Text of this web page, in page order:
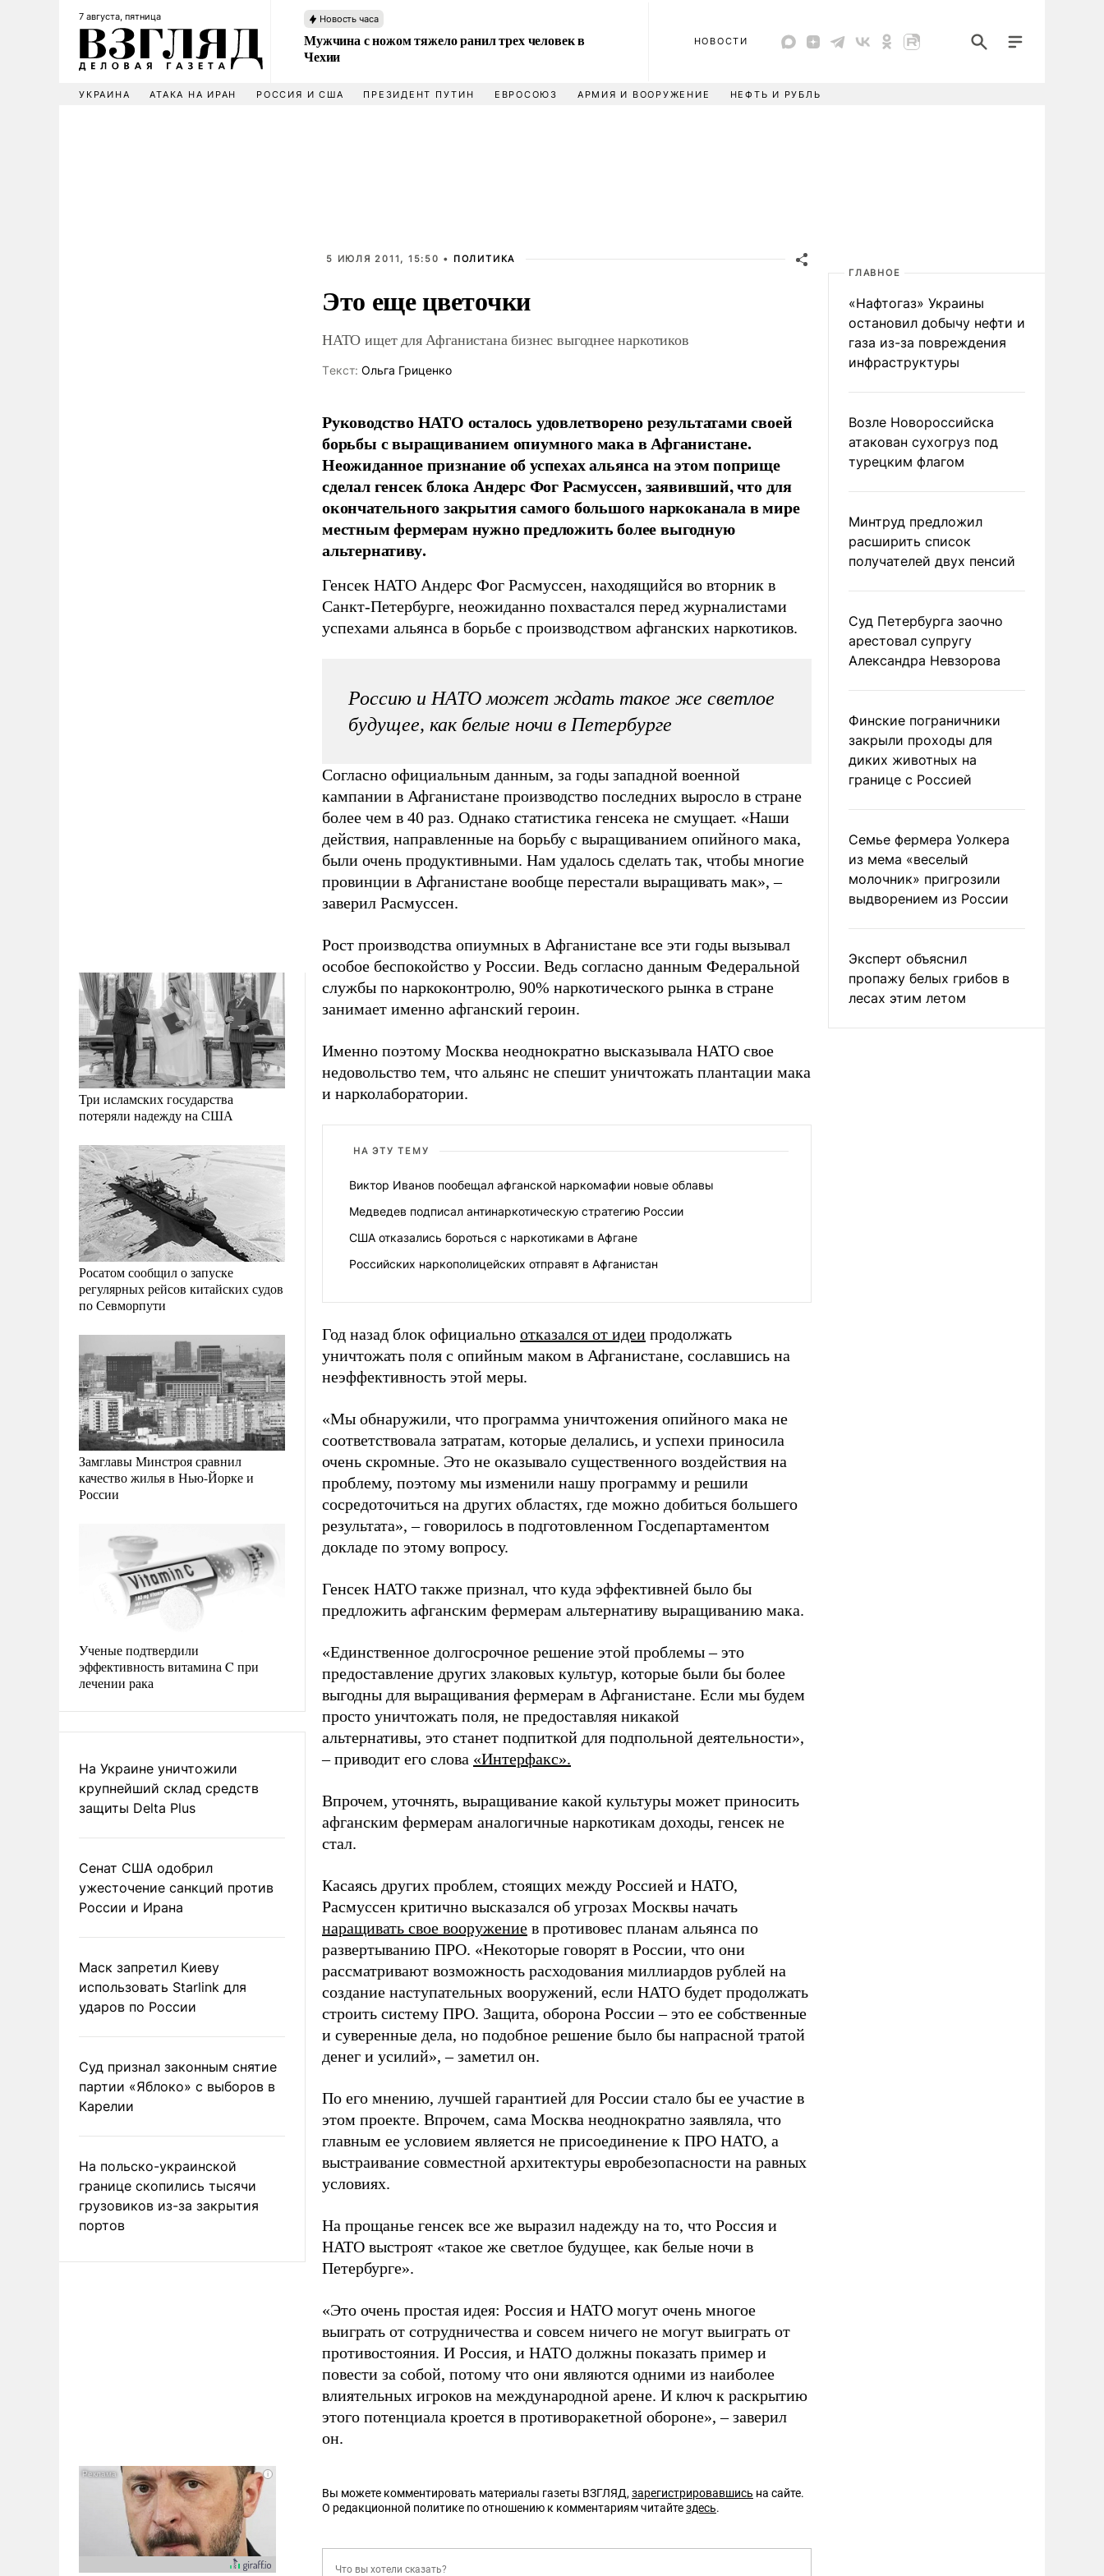
7 августа, пятница Новость часа
Мужчина с ножом тяжело ранил трех человек в
Чехии
НОВОСТИ
УКРАИНА АТАКА НА ИРАН РОССИЯ И США ПРЕЗИДЕНТ ПУТИН ЕВРОСОЮЗ АРМИЯ И ВООРУЖЕНИЕ НЕФТЬ И РУБЛЬ
Три исламских государства
потеряли надежду на США
Росатом сообщил о запуске
регулярных рейсов китайских судов
по Севморпути
Замглавы Минстроя сравнил
качество жилья в Нью-Йорке и
России
Ученые подтвердили
эффективность витамина C при
лечении рака
На Украине уничтожили
крупнейший склад средств
защиты Delta Plus
Сенат США одобрил
ужесточение санкций против
России и Ирана
Маск запретил Киеву
использовать Starlink для
ударов по России
Суд признал законным снятие
партии «Яблоко» с выборов в
Карелии
На польско-украинской
границе скопились тысячи
грузовиков из-за закрытия
портов
5 ИЮЛЯ 2011, 15:50 • ПОЛИТИКА
Это еще цветочки
НАТО ищет для Афганистана бизнес выгоднее наркотиков
Tекст: Ольга Гриценко
Руководство НАТО осталось удовлетворено результатами своей
борьбы с выращиванием опиумного мака в Афганистане.
Неожиданное признание об успехах альянса на этом поприще
сделал генсек блока Андерс Фог Расмуссен, заявивший, что для
окончательного закрытия самого большого наркоканала в мире
местным фермерам нужно предложить более выгодную
альтернативу.
Генсек НАТО Андерс Фог Расмуссен, находящийся во вторник в
Санкт-Петербурге, неожиданно похвастался перед журналистами
успехами альянса в борьбе с производством афганских наркотиков.
Россию и НАТО может ждать такое же светлое
будущее, как белые ночи в Петербурге
Согласно официальным данным, за годы западной военной
кампании в Афганистане производство последних выросло в стране
более чем в 40 раз. Однако статистика генсека не смущает. «Наши
действия, направленные на борьбу с выращиванием опийного мака,
были очень продуктивными. Нам удалось сделать так, чтобы многие
провинции в Афганистане вообще перестали выращивать мак», –
заверил Расмуссен.
Рост производства опиумных в Афганистане все эти годы вызывал
особое беспокойство у России. Ведь согласно данным Федеральной
службы по наркоконтролю, 90% наркотического рынка в стране
занимает именно афганский героин.
Именно поэтому Москва неоднократно высказывала НАТО свое
недовольство тем, что альянс не спешит уничтожать плантации мака
и нарколаборатории.
НА ЭТУ ТЕМУ
Виктор Иванов пообещал афганской наркомафии новые облавы
Медведев подписал антинаркотическую стратегию России
США отказались бороться с наркотиками в Афгане
Российских наркополицейских отправят в Афганистан
Год назад блок официально отказался от идеи продолжать
уничтожать поля с опийным маком в Афганистане, сославшись на
неэффективность этой меры.
«Мы обнаружили, что программа уничтожения опийного мака не
соответствовала затратам, которые делались, и успехи приносила
очень скромные. Это не оказывало существенного воздействия на
проблему, поэтому мы изменили нашу программу и решили
сосредоточиться на других областях, где можно добиться большего
результата», – говорилось в подготовленном Госдепартаментом
докладе по этому вопросу.
Генсек НАТО также признал, что куда эффективней было бы
предложить афганским фермерам альтернативу выращиванию мака.
«Единственное долгосрочное решение этой проблемы – это
предоставление других злаковых культур, которые были бы более
выгодны для выращивания фермерам в Афганистане. Если мы будем
просто уничтожать поля, не предоставляя никакой
альтернативы, это станет подпиткой для подпольной деятельности»,
– приводит его слова «Интерфакс».
Впрочем, уточнять, выращивание какой культуры может приносить
афганским фермерам аналогичные наркотикам доходы, генсек не
стал.
Касаясь других проблем, стоящих между Россией и НАТО,
Расмуссен критично высказался об угрозах Москвы начать
наращивать свое вооружение в противовес планам альянса по
развертыванию ПРО. «Некоторые говорят в России, что они
рассматривают возможность расходования миллиардов рублей на
создание наступательных вооружений, если НАТО будет продолжать
строить систему ПРО. Защита, оборона России – это ее собственные
и суверенные дела, но подобное решение было бы напрасной тратой
денег и усилий», – заметил он.
По его мнению, лучшей гарантией для России стало бы ее участие в
этом проекте. Впрочем, сама Москва неоднократно заявляла, что
главным ее условием является не присоединение к ПРО НАТО, а
выстраивание совместной архитектуры евробезопасности на равных
условиях.
На прощанье генсек все же выразил надежду на то, что Россия и
НАТО выстроят «такое же светлое будущее, как белые ночи в
Петербурге».
«Это очень простая идея: Россия и НАТО могут очень многое
выиграть от сотрудничества и совсем ничего не могут выиграть от
противостояния. И Россия, и НАТО должны показать пример и
повести за собой, потому что они являются одними из наиболее
влиятельных игроков на международной арене. И ключ к раскрытию
этого потенциала кроется в противоракетной обороне», – заверил
он.
Вы можете комментировать материалы газеты ВЗГЛЯД, зарегистрировавшись на сайте.
О редакционной политике по отношению к комментариям читайтездесь.
ГЛАВНОЕ
«Нафтогаз» Украины
остановил добычу нефти и
газа из-за повреждения
инфраструктуры
Возле Новороссийска
атакован сухогруз под
турецким флагом
Минтруд предложил
расширить список
получателей двух пенсий
Суд Петербурга заочно
арестовал супругу
Александра Невзорова
Финские пограничники
закрыли проходы для
диких животных на
границе с Россией
Семье фермера Уолкера
из мема «веселый
молочник» пригрозили
выдворением из России
Эксперт объяснил
пропажу белых грибов в
лесах этим летом